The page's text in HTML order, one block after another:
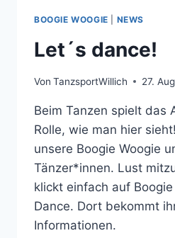
BOOGIE WOOGIE NEWS
Let´s dance!
Von TanzsportWillich 27.
Beim Tanzen spielt das
Rolle, wie man hier
unsere Boogie Woogie
Tänzer*innen. Lust
klickt einfach auf
Dance. Dort bekommt
Informationen.